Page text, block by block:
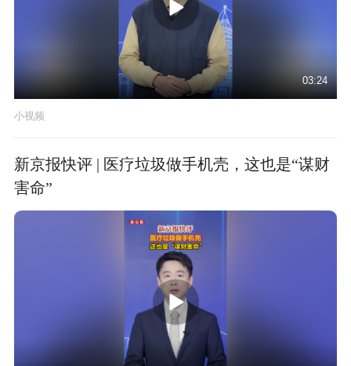
03:24
小视频
新京报快评 | 医疗垃圾做手机壳，这也是“谋财
害命”